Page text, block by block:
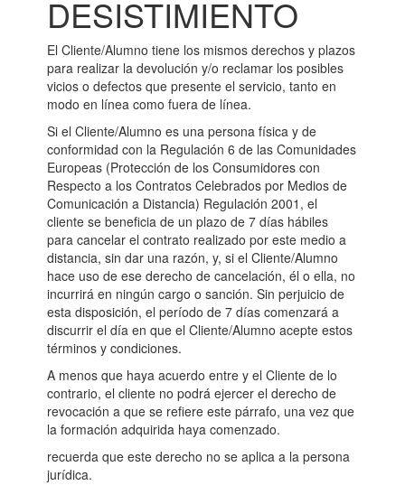
DESISTIMIENTO
El Cliente/Alumno tiene los mismos derechos y plazos
para realizar la devolución y/o reclamar los posibles
vicios o defectos que presente el servicio, tanto en
modo en línea como fuera de línea.
Si el Cliente/Alumno es una persona física y de
conformidad con la Regulación 6 de las Comunidades
Europeas (Protección de los Consumidores con
Respecto a los Contratos Celebrados por Medios de
Comunicación a Distancia) Regulación 2001, el
cliente se beneficia de un plazo de 7 días hábiles
para cancelar el contrato realizado por este medio a
distancia, sin dar una razón, y, si el Cliente/Alumno
hace uso de ese derecho de cancelación, él o ella, no
incurrirá en ningún cargo o sanción. Sin perjuicio de
esta disposición, el período de 7 días comenzará a
discurrir el día en que el Cliente/Alumno acepte estos
términos y condiciones.
A menos que haya acuerdo entre y el Cliente de lo
contrario, el cliente no podrá ejercer el derecho de
revocación a que se refiere este párrafo, una vez que
la formación adquirida haya comenzado.
recuerda que este derecho no se aplica a la persona
jurídica.